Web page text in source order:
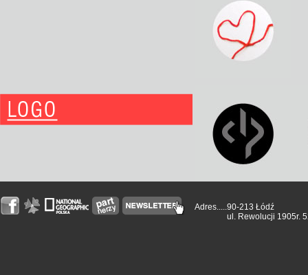
Adres.....90-213 Łódź
ul. Rewolucji 1905r.